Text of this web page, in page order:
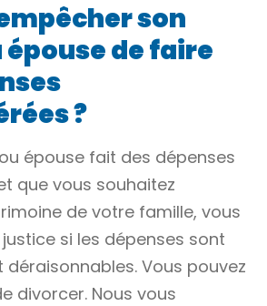
son
de faire
?
épouse fait des dépenses
que vous souhaitez
de votre famille, vous
si les dépenses sont
Vous pouvez
divorcer. Nous vous